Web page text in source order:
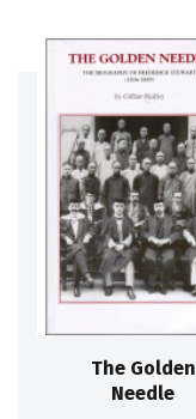
The Golden
Needle